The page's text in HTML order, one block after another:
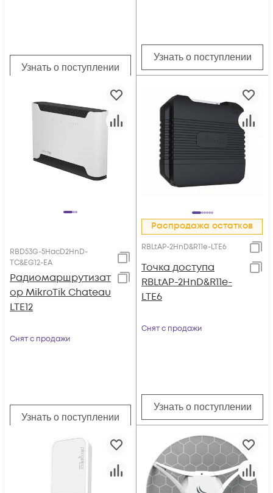
Узнать о поступлении
Узнать о поступлении
RBD53G-5HacD2HnD-
TC&EG12-EA
Радиомаршрутизат
ор MikroTik Chateau
LTE12
Снят с продажи
Узнать о поступлении
Распродажа остатков
RBLtAP-2HnD&R11e-LTE6
Точка доступа
RBLtAP-2HnD&R11e-
LTE6
Снят с продажи
Узнать о поступлении